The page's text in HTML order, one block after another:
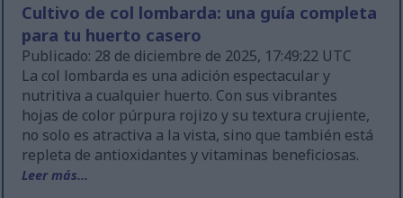
Cultivo de col lombarda: una guía completa
para tu huerto casero
Publicado: 28 de diciembre de 2025, 17:49:22 UTC
La col lombarda es una adición espectacular y
nutritiva a cualquier huerto. Con sus vibrantes
hojas de color púrpura rojizo y su textura crujiente,
no solo es atractiva a la vista, sino que también está
repleta de antioxidantes y vitaminas beneficiosas.
Leer más...